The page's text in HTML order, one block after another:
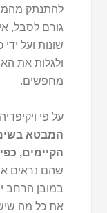
להתנתק
גורם לסבל,
שונות ועל
ולגלות את
מחפשים.
על פי
המבטא
הקיימים,
שהם נראים
במובן הרחב
את כל מה שיש,